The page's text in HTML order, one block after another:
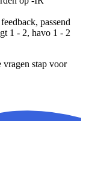
passend
1 - 2, havo 1 - 2
stap voor